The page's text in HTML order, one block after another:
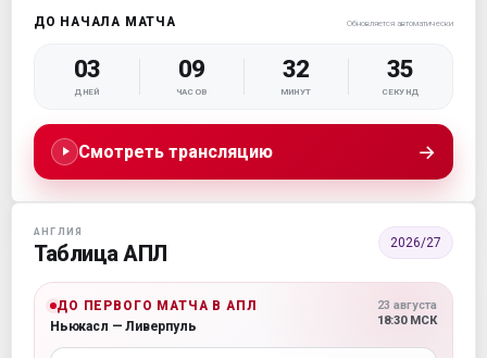
ДО НАЧАЛА МАТЧА Обновляется автоматически
03
ДНЕЙ
09
ЧАСОВ
32
МИНУТ
34
СЕКУНД
Смотреть трансляцию →
АНГЛИЯ
Таблица АПЛ 2026/27
ДО ПЕРВОГО МАТЧА В АПЛ
Ньюкасл — Ливерпуль
23 августа
18:30 МСК